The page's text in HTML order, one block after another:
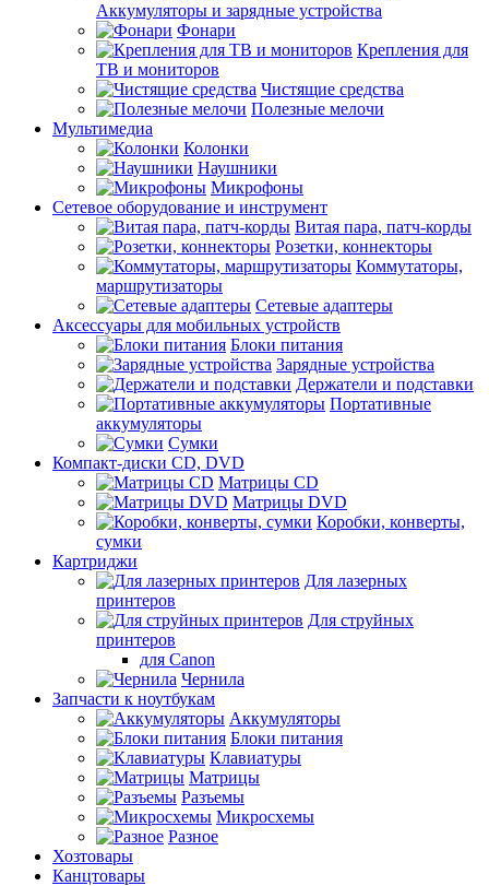
Аккумуляторы и зарядные устройства
Фонари
Крепления для
ТВ и мониторов
Чистящие средства
Полезные мелочи
Мультимедиа
Колонки
Наушники
Микрофоны
Сетевое оборудование и инструмент
Витая пара, патч-корды
Розетки, коннекторы
Коммутаторы,
маршрутизаторы
Сетевые адаптеры
Аксессуары для мобильных устройств
Блоки питания
Зарядные устройства
Держатели и подставки
Портативные
аккумуляторы
Сумки
Компакт-диски CD, DVD
Матрицы CD
Матрицы DVD
Коробки, конверты,
сумки
Картриджи
Для лазерных
принтеров
Для струйных
принтеров
для Canon
Чернила
Запчасти к ноутбукам
Аккумуляторы
Блоки питания
Клавиатуры
Матрицы
Разъемы
Микросхемы
Разное
Хозтовары
Канцтовары